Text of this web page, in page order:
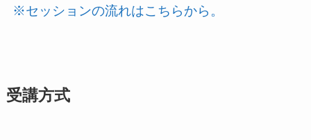
※セッションの流れはこちらから。
受講方式